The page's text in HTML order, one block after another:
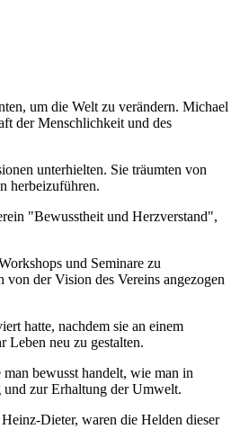
um die Welt zu verändern. Michael
der Menschlichkeit und des
unterhielten. Sie träumten von
herbeizuführen.
"Bewusstheit und Herzverstand",
und Seminare zu
von der Vision des Vereins angezogen
hatte, nachdem sie an einem
Leben neu zu gestalten.
bewusst handelt, wie man in
und zur Erhaltung der Umwelt.
Dieter, waren die Helden dieser